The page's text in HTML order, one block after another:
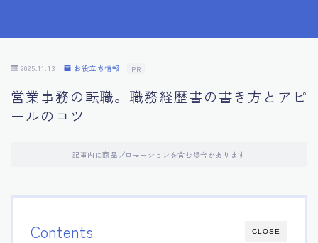
10.面接官に好印象を与える方法
11.キャリアアップを目指す人の応募書類
14.デジタル化やAIの進化がもたらす影響
2025.11.13 お役立ち情報 PR
営業事務の転職。職務経歴書の書き方とアピ
ールのコツ
記事内に商品プロモーションを含む場合があります
CLOSE
Contents